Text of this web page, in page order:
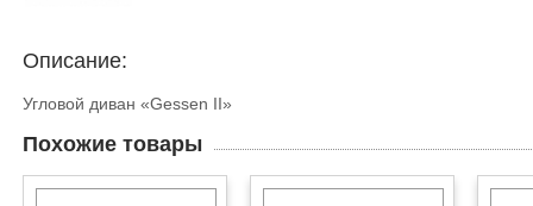
Описание:
Угловой диван «Gessen II»
Похожие товары